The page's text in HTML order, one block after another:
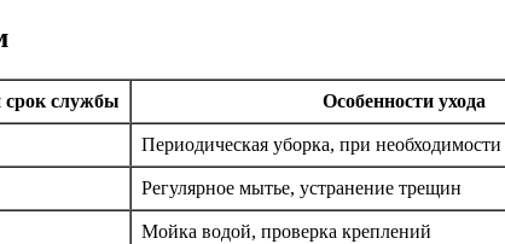
службы Особенности ухода
Периодическая уборка, при
Регулярное мытье, устранение трещин
Мойка водой, проверка креплений